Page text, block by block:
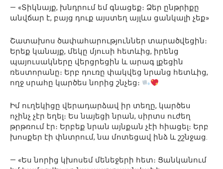
— «Տիկնայք, խնդրում եմ գնացեք։ Ձեր ընթրիքը
անվճար է, բայց դուք այստեղ այլևս ցանկալի չեք»
Շատախոս ծափահարություններ տարածվեցին։
Երեք կանայք, մեկը մյուսի հետևից, իրենց
պայուսակները վերցրեցին և արագ լքեցին
ռեստորանը։ Երբ դուռը փակվեց նրանց հետևից,
ողջ սրահը կարծես նորից շնչեց։
Իմ ուղեկիցը վերադարձավ իր տեղը, կարծես
ոչինչ չէր եղել։ Ես նայեցի նրան, սիրտս ուժեղ
թրթռում էր։ Երբեք նրան այնքան չէի հիացել։ Երբ
խոսքեր էի փնտրում, նա մոտեցավ ինձ և շշնջաց.
— «Ես նորից կխոսեմ մենեջերի հետ։ Ցանկանում